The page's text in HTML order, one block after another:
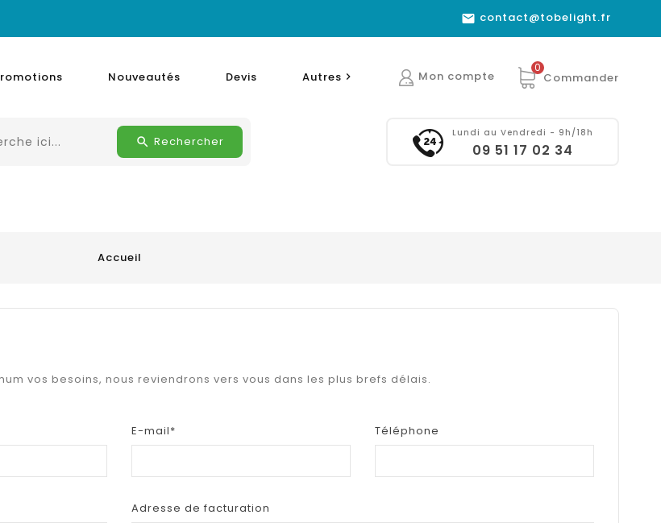
 contact@tobelight.fr
Nouveautés Devis Autres  Commander
0
Mon compte
Lundi au Vendredi - 9h/18h
09 51 17 02 34
Rechercher
Accueil
vos besoins, nous reviendrons vers vous dans les plus brefs délais.
E-mail* Téléphone
Adresse de facturation